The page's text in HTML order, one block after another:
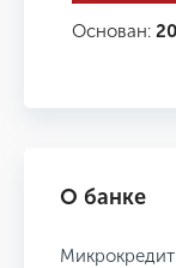
Основан:
О банке